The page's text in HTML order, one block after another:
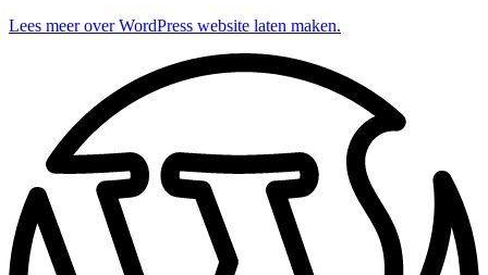
Lees meer over WordPress website laten maken.